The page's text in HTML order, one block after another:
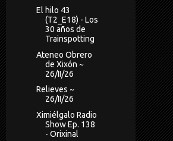
El hilo 43
(T2_E18) - Los
30 años de
Trainspotting
Ateneo Obrero
de Xixón ~
26/II/26
Relieves ~
26/II/26
Ximiélgalo Radio
Show Ep. 138
- Orixinal